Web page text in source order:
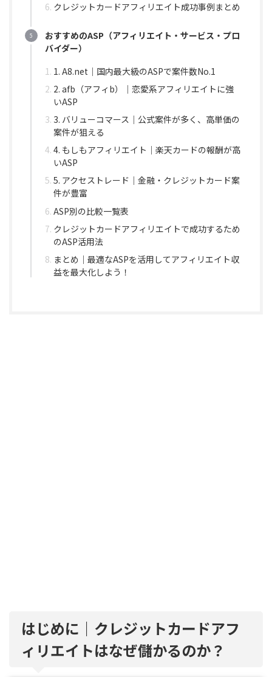
クレジットカードアフィリエイト成功事例まとめ
おすすめのASP（アフィリエイト・サービス・プロ
バイダー）
1. A8.net｜国内最大級のASPで案件数No.1
2. afb（アフィb）｜恋愛系アフィリエイトに強
いASP
3. バリューコマース｜公式案件が多く、高単価の
案件が狙える
4. もしもアフィリエイト｜楽天カードの報酬が高
いASP
5. アクセストレード｜金融・クレジットカード案
件が豊富
ASP別の比較一覧表
クレジットカードアフィリエイトで成功するため
のASP活用法
まとめ｜最適なASPを活用してアフィリエイト収
益を最大化しよう！
はじめに｜クレジットカードアフ
ィリエイトはなぜ儲かるのか？